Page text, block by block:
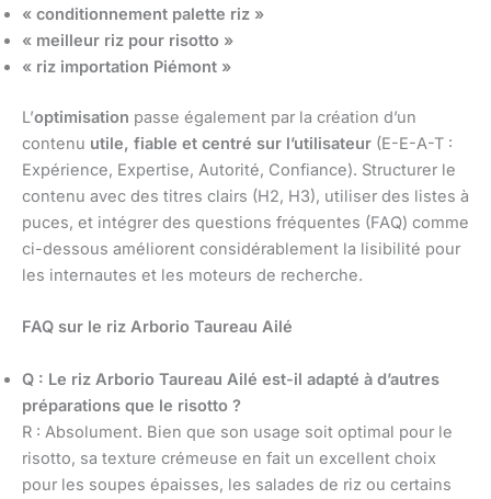
« conditionnement palette riz »
« meilleur riz pour risotto »
« riz importation Piémont »
L’optimisation passe également par la création d’un
contenu utile, fiable et centré sur l’utilisateur (E-E-A-T :
Expérience, Expertise, Autorité, Confiance). Structurer le
contenu avec des titres clairs (H2, H3), utiliser des listes à
puces, et intégrer des questions fréquentes (FAQ) comme
ci-dessous améliorent considérablement la lisibilité pour
les internautes et les moteurs de recherche.
FAQ sur le riz Arborio Taureau Ailé
Q : Le riz Arborio Taureau Ailé est-il adapté à d’autres
préparations que le risotto ?
R : Absolument. Bien que son usage soit optimal pour le
risotto, sa texture crémeuse en fait un excellent choix
pour les soupes épaisses, les salades de riz ou certains